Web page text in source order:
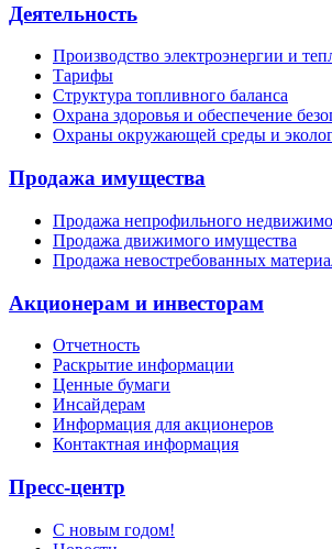
Деятельность
Производство электроэнергии и
Тарифы
Структура топливного баланса
Охрана здоровья и обеспечение
Охраны окружающей среды и
Продажа имущества
Продажа непрофильного
Продажа движимого имущества
Продажа невостребованных
Акционерам и инвесторам
Отчетность
Раскрытие информации
Ценные бумаги
Инсайдерам
Информация для акционеров
Контактная информация
Пресс-центр
С новым годом!